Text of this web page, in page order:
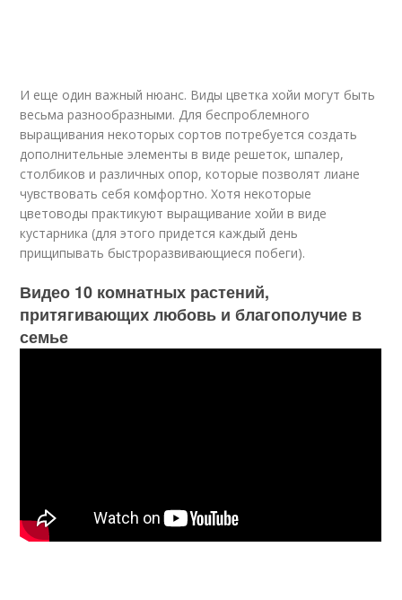
И еще один важный нюанс. Виды цветка хойи могут быть
весьма разнообразными. Для беспроблемного
выращивания некоторых сортов потребуется создать
дополнительные элементы в виде решеток, шпалер,
столбиков и различных опор, которые позволят лиане
чувствовать себя комфортно. Хотя некоторые
цветоводы практикуют выращивание хойи в виде
кустарника (для этого придется каждый день
прищипывать быстроразвивающиеся побеги).
Видео 10 комнатных растений,
притягивающих любовь и благополучие в
семье